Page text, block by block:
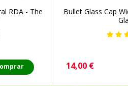
RDA - The
Bullet Glass Cap
Precio
14,00 €